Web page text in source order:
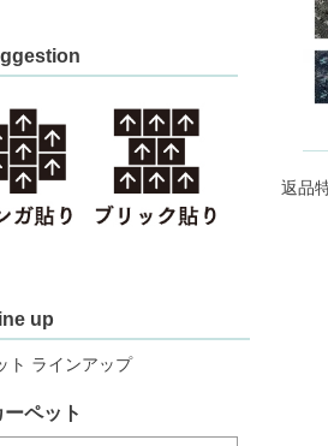
up
ト ラインアップ
ペット
返品